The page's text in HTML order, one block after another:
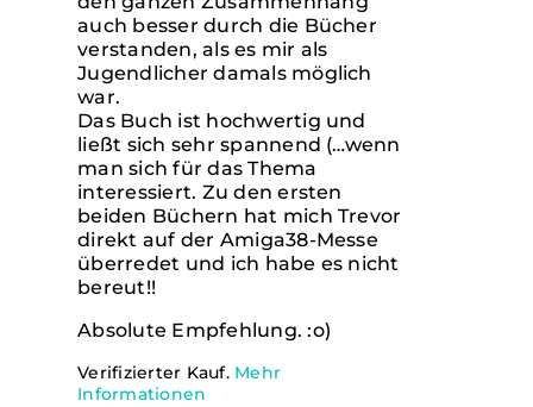
auch besser durch die Bücher
verstanden, als es mir als
Jugendlicher damals möglich
war.
Das Buch ist hochwertig und
ließt sich sehr spannend (…wenn
man sich für das Thema
interessiert. Zu den ersten
beiden Büchern hat mich Trevor
direkt auf der Amiga38-Messe
überredet und ich habe es nicht
bereut!!
Absolute Empfehlung. :o)
Verifizierter Kauf. Mehr
Informationen